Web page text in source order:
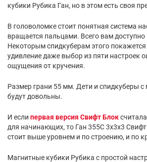
кубики Рубика Ган, но в этом есть своя
В головоломке стоит понятная система
вращается пальцами. Всего вам
Некоторым спидкуберам этого
удивление даже выбор из пяти настроек
ощущения от кручения.
Размер грани 55 мм. Дети и спидкуберы
будут довольны.
И если первая версия Свифт Блок
для начинающих, то Ган 355С 3х3х3
стоит выше уровнем и по строению, и по
Магнитные кубики Рубика с простой